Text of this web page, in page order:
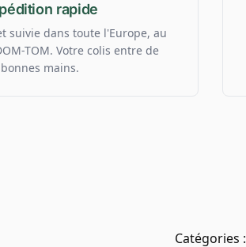
rapide
suivie dans toute l'Europe, au
TOM. Votre colis entre de
bonnes mains.
Catégories :